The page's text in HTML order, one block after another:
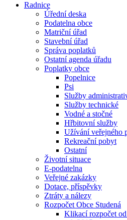
Radnice
Úřední deska
Podatelna obce
Matriční úřad
Stavební úřad
Správa poplatků
Ostatní agenda úřadu
Poplatky obce
Popelnice
Psi
Služby
Služby technické
Vodné a stočné
Hřbitovní služby
Užívání veřejného
Rekreační pobyt
Ostatní
Životní situace
E-podatelna
Veřejné zakázky
Dotace, příspěvky
Ztráty a nálezy
Rozpočet Obce Studená
Klikací rozpočet